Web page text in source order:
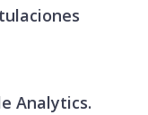
Analytics.